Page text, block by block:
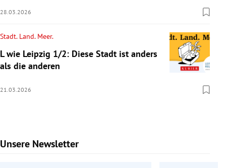
28.03.2026
Stadt. Land. Meer.
L wie Leipzig 1/2: Diese Stadt ist anders
als die anderen
21.03.2026
Unsere Newsletter
Slide 1 von 9